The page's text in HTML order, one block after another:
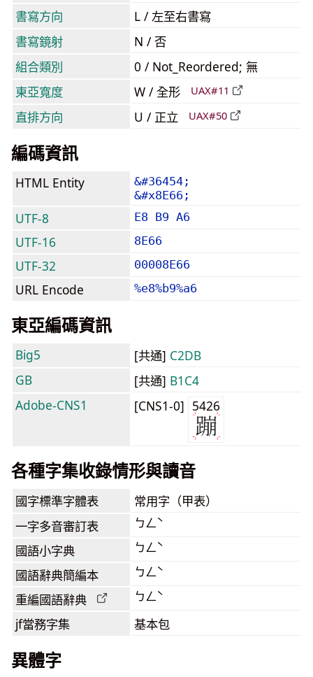
書寫方向
L / 左至右書寫
書寫鏡射
N / 否
組合類別
0 / Not_Reordered; 無
東亞寬度
W / 全形 UAX#11
直排方向 U / 正立 UAX#50
編碼資訊
HTML Entity
&#36454;
&#x8E66;
UTF-8 E8 B9 A6
UTF-16 8E66
UTF-32 00008E66
URL Encode %e8%b9%a6
東亞編碼資訊
Big5 [共通] C2DB
GB
[共通] B1C4
Adobe-CNS1
[CNS1-0] 5426
各種字集收錄情形與讀音
國字標準字體表 常用字（甲表）
一字多音審訂表 ㄅㄥˋ
國語小字典 ㄅㄥˋ
國語辭典簡編本 ㄅㄥˋ
重編國語辭典 ㄅㄥˋ
jf當務字集 基本包
異體字